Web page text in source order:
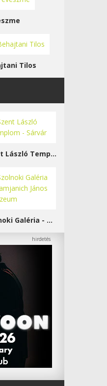
Tilos
Szent László Templom - Sárvár
Szolnoki Galéria - Damjanich János Múzeum